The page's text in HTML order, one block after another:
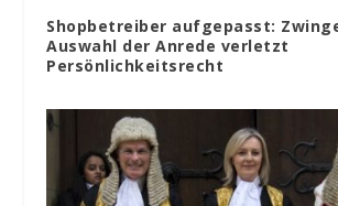
Shopbetreiber aufgepasst:
Auswahl der Anrede verletzt
Persönlichkeitsrecht